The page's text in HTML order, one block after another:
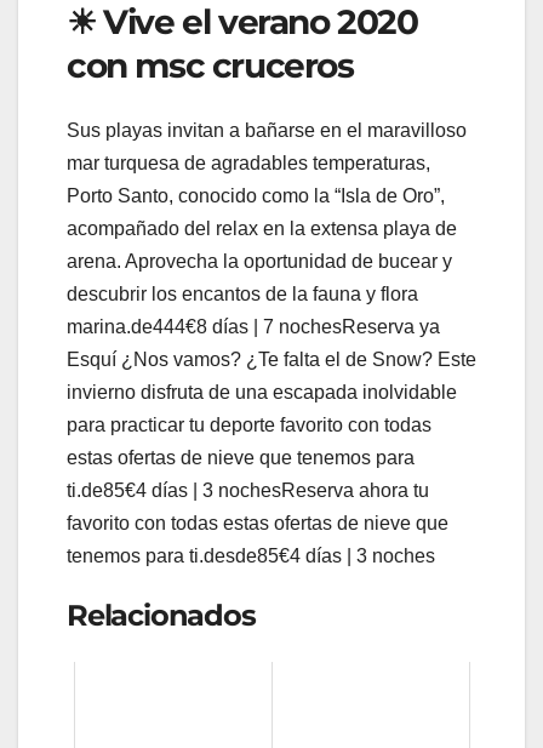
☀ Vive el verano 2020
con msc cruceros
Sus playas invitan a bañarse en el maravilloso
mar turquesa de agradables temperaturas,
Porto Santo, conocido como la “Isla de Oro”,
acompañado del relax en la extensa playa de
arena. Aprovecha la oportunidad de bucear y
descubrir los encantos de la fauna y flora
marina.de444€8 días | 7 nochesReserva ya
Esquí ¿Nos vamos? ¿Te falta el de Snow? Este
invierno disfruta de una escapada inolvidable
para practicar tu deporte favorito con todas
estas ofertas de nieve que tenemos para
ti.de85€4 días | 3 nochesReserva ahora tu
favorito con todas estas ofertas de nieve que
tenemos para ti.desde85€4 días | 3 noches
Relacionados